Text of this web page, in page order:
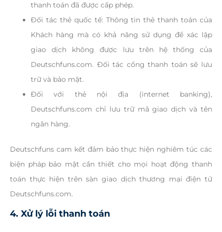
thanh toán đã được cấp phép.
Đối tác thẻ quốc tế: Thông tin thẻ thanh toán của
Khách hàng mà có khả năng sử dụng để xác lập
giao dịch không được lưu trên hệ thống của
Deutschfuns.com. Đối tác cổng thanh toán sẽ lưu
trữ và bảo mật.
Đối với thẻ nội địa (internet banking),
Deutschfuns.com chỉ lưu trữ mã giao dịch và tên
ngân hàng.
Deutschfuns cam kết đảm bảo thực hiện nghiêm túc các
biện pháp bảo mật cần thiết cho mọi hoạt động thanh
toán thực hiện trên sàn giao dịch thương mại điện tử
Deutschfuns.com.
4. Xử lý lỗi thanh toán